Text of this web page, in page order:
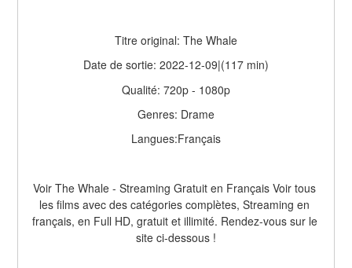
Titre original: The Whale
Date de sortie: 2022-12-09|(117 min)
Qualité: 720p - 1080p
Genres: Drame
Langues:Français
Voir The Whale - Streaming Gratuit en Français Voir tous
les films avec des catégories complètes, Streaming en
français, en Full HD, gratuit et illimité. Rendez-vous sur le
site ci-dessous !